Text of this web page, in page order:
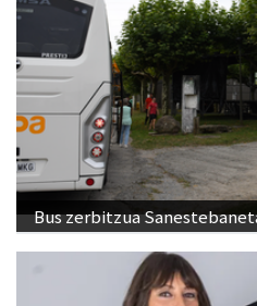
Bus zerbitzua